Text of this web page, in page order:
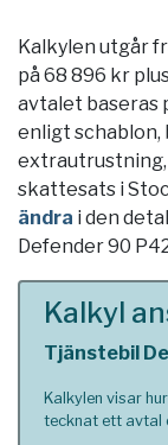
Kalkylen utgår
på 68 896 kr
avtalet baseras
enligt schablon,
skattesats i
ändra i den
Defender 90
Kalkyl
Tjänstebil
Kalkylen visar
tecknat ett avtal